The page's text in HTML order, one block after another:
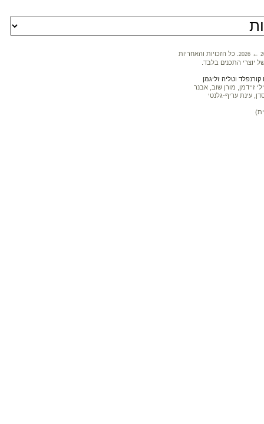
2026 ←
. כל הזכויות והאחריות
יוצרי התכנים בלבד.
וטליה זליגמן
זיידמן, מורן שוב, אבנר
עינת עריף-גלנטי